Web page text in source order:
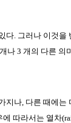
. 그러나 이것을
나 3 개의 다른
지나, 다른 때에
따라서는 열차